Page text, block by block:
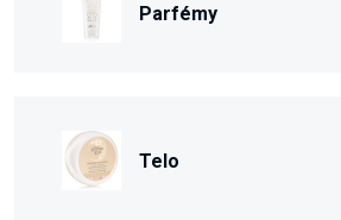
Parfémy
Telo